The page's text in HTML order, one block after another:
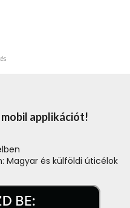
applikációt!
Magyar és külföldi úticélok